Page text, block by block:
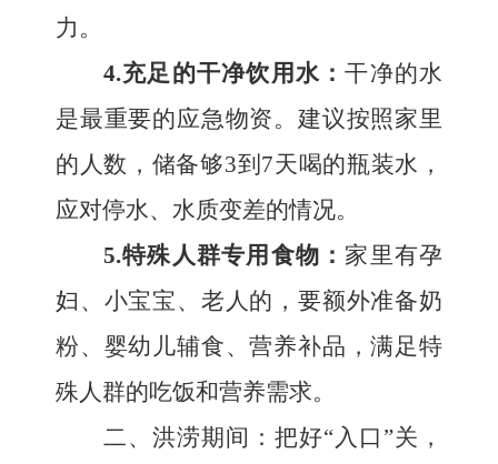
力。
4.充足的干净饮用水：干净的水
是最重要的应急物资。建议按照家里
的人数，储备够3到7天喝的瓶装水，
应对停水、水质变差的情况。
5.特殊人群专用食物： 家里有孕
妇、小宝宝、老人的，要额外准备奶
粉、婴幼儿辅食、营养补品，满足特
殊人群的吃饭和营养需求。
二、洪涝期间：把好“入口”关，